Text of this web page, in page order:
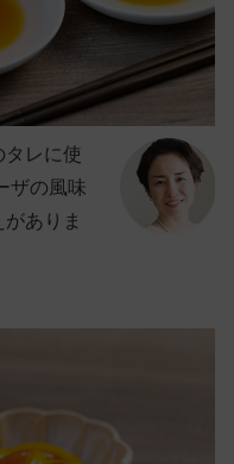
レに使
ザの風味
ありま